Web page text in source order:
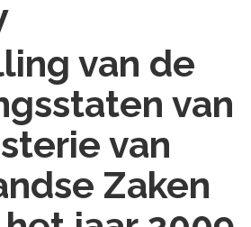
van de
van
van
Zaken